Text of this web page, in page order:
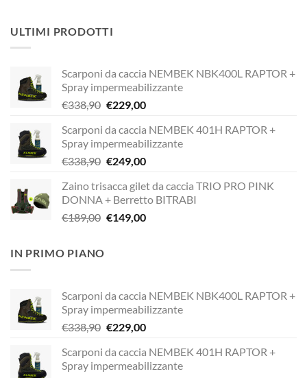
ULTIMI PRODOTTI
Scarponi da caccia NEMBEK NBK400L RAPTOR +
Spray impermeabilizzante
€338,90 Il
originale
era:
€338,90.
€229,00Il
attuale
è:
€229,00.
Scarponi da caccia NEMBEK 401H RAPTOR +
Spray impermeabilizzante
€338,90 Il
originale
era:
€338,90.
€249,00Il
attuale
è:
€249,00.
Zaino trisacca gilet da caccia TRIO PRO PINK
DONNA + Berretto BITRABI
€189,00 Il
€149,00Il
IN PRIMO PIANO
Scarponi da caccia NEMBEK NBK400L RAPTOR +
Spray impermeabilizzante
€338,90 Il
originale
era:
€229,00Il
attuale
è:
Scarponi da caccia NEMBEK 401H RAPTOR +
Spray impermeabilizzante